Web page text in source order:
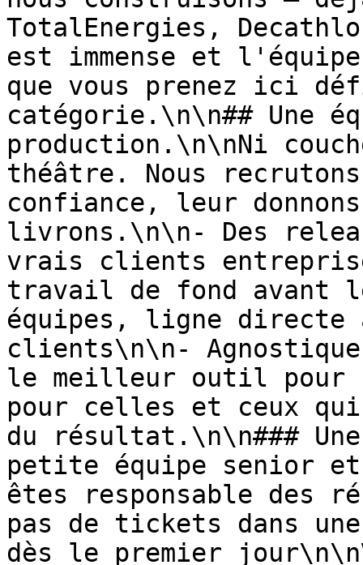
TotalEnergies,
est immense et
que vous prenez ici
catégorie.\n\n## Une
production.\n\nNi
théâtre. Nous
confiance, leur
livrons.\n\n- Des
vrais clients
travail de fond avant
équipes, ligne directe
clients\n\n-
le meilleur outil pour
pour celles et ceux
du résultat.\n\n###
petite équipe senior
êtes responsable des
pas de tickets dans
dès le premier